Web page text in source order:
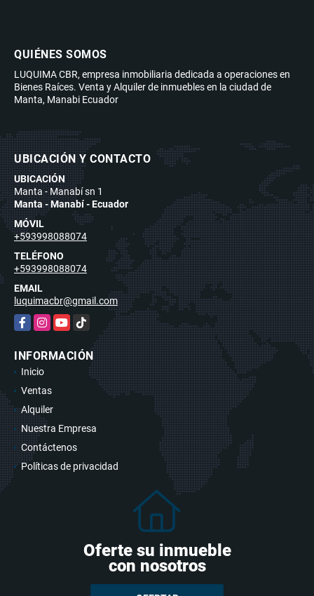
QUIÉNES SOMOS
LUQUIMA CBR, empresa inmobiliaria dedicada a operaciones en
Bienes Raíces. Venta y Alquiler de inmuebles en la ciudad de
Manta, Manabi Ecuador
UBICACIÓN Y CONTACTO
UBICACIÓN
Manta - Manabí sn 1
Manta - Manabí - Ecuador
MÓVIL
+593998088074
TELÉFONO
+593998088074
EMAIL
luquimacbr@gmail.com
FacebookInstagram
YouTubeTikTok
INFORMACIÓN
Inicio
Ventas
Alquiler
Nuestra Empresa
Contáctenos
Políticas de privacidad
Oferte su inmueble
con nosotros